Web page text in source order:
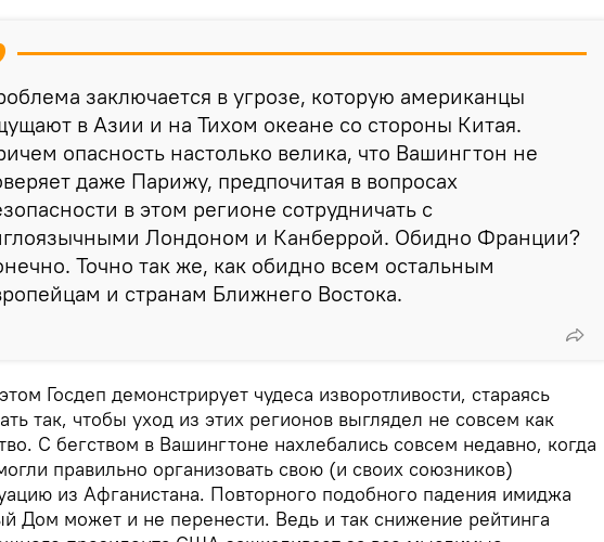
заключается в угрозе, которую американцы
в Азии и на Тихом океане со стороны Китая.
опасность настолько велика, что Вашингтон не
даже Парижу, предпочитая в вопросах
в этом регионе сотрудничать с
Лондоном и Канберрой. Обидно Франции?
Точно так же, как обидно всем остальным
и странам Ближнего Востока.
Госдеп демонстрирует чудеса изворотливости, стараясь
так, чтобы уход из этих регионов выглядел не совсем как
С бегством в Вашингтоне нахлебались совсем недавно, когда
правильно организовать свою (и своих союзников)
из Афганистана. Повторного подобного падения имиджа
Дом может и не перенести. Ведь и так снижение рейтинга